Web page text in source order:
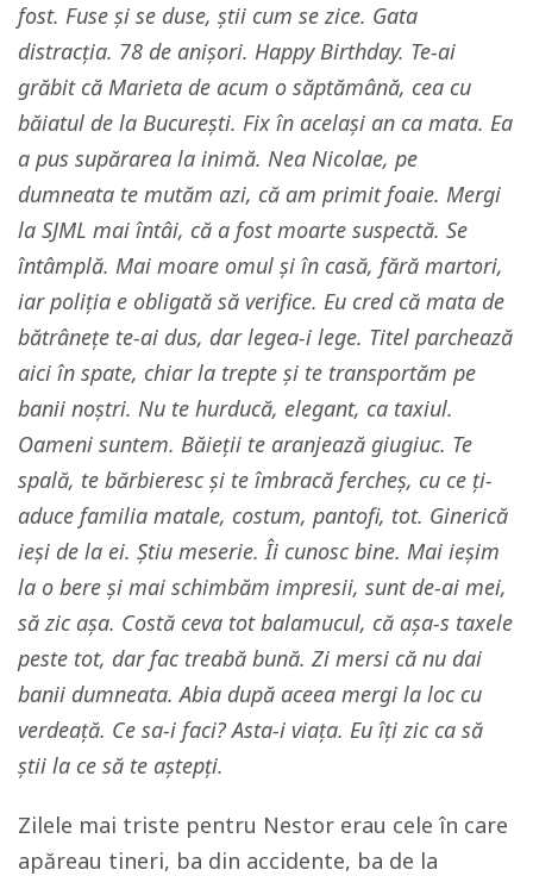
fost. Fuse și se duse, știi cum se zice. Gata
distracția. 78 de anișori. Happy Birthday. Te-ai
grăbit că Marieta de acum o săptămână, cea cu
băiatul de la București. Fix în același an ca mata. Ea
a pus supărarea la inimă. Nea Nicolae, pe
dumneata te mutăm azi, că am primit foaie. Mergi
la SJML mai întâi, că a fost moarte suspectă. Se
întâmplă. Mai moare omul și în casă, fără martori,
iar poliția e obligată să verifice. Eu cred că mata de
bătrânețe te-ai dus, dar legea-i lege. Titel parchează
aici în spate, chiar la trepte și te transportăm pe
banii noștri. Nu te hurducă, elegant, ca taxiul.
Oameni suntem. Băieții te aranjează giugiuc. Te
spală, te bărbieresc și te îmbracă fercheș, cu ce ți-
aduce familia matale, costum, pantofi, tot. Ginerică
ieși de la ei. Știu meserie. Îi cunosc bine. Mai ieșim
la o bere și mai schimbăm impresii, sunt de-ai mei,
să zic așa. Costă ceva tot balamucul, că așa-s taxele
peste tot, dar fac treabă bună. Zi mersi că nu dai
banii dumneata. Abia după aceea mergi la loc cu
verdeață. Ce sa-i faci? Asta-i viața. Eu îți zic ca să
știi la ce să te aștepți.
Zilele mai triste pentru Nestor erau cele în care
apăreau tineri, ba din accidente, ba de la